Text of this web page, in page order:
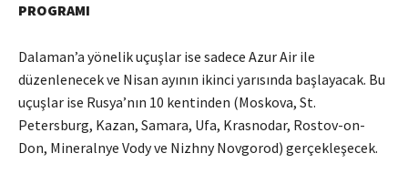
PROGRAMI
Dalaman’a yönelik uçuşlar ise sadece Azur Air ile
düzenlenecek ve Nisan ayının ikinci yarısında başlayacak. Bu
uçuşlar ise Rusya’nın 10 kentinden (Moskova, St.
Petersburg, Kazan, Samara, Ufa, Krasnodar, Rostov-on-
Don, Mineralnye Vody ve Nizhny Novgorod) gerçekleşecek.